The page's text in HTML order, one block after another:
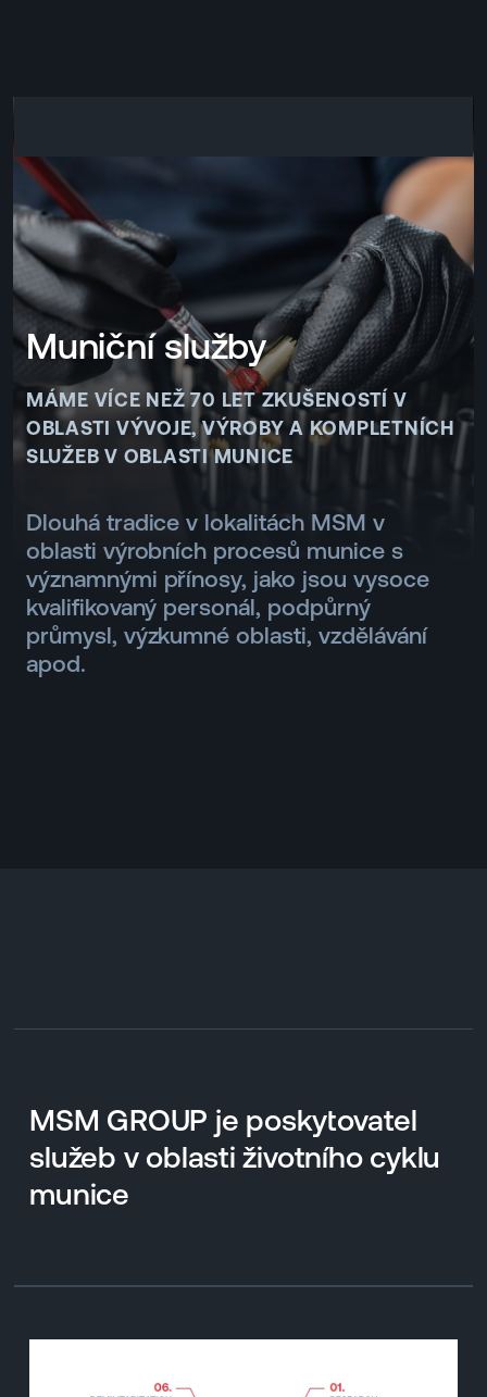
ČESKY
Muniční služby
MÁME VÍCE NEŽ 70 LET ZKUŠENOSTÍ V
OBLASTI VÝVOJE, VÝROBY A KOMPLETNÍCH
SLUŽEB V OBLASTI MUNICE
Dlouhá tradice v lokalitách MSM v
oblasti výrobních procesů munice s
významnými přínosy, jako jsou vysoce
kvalifikovaný personál, podpůrný
průmysl, výzkumné oblasti, vzdělávání
apod.
MSM GROUP je poskytovatel
služeb v oblasti životního cyklu
munice